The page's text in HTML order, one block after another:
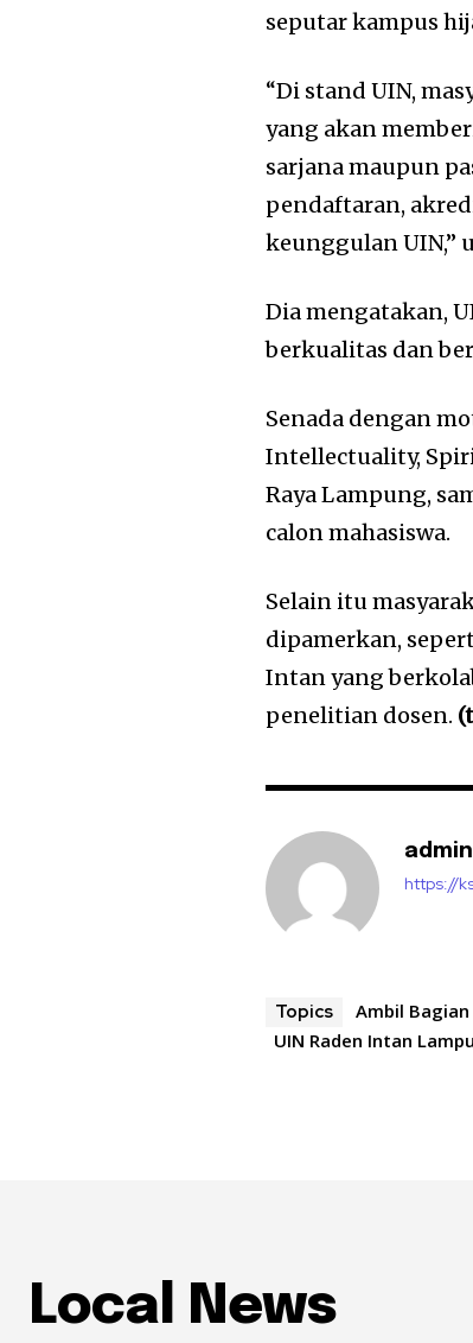
seputar kampus
“Di stand UIN,
yang akan
sarjana maupun
pendaftaran,
keunggulan UIN,”
Dia mengatakan,
berkualitas dan
Senada dengan
Intellectuality,
Raya Lampung,
calon mahasiswa.
Selain itu
dipamerkan,
Intan yang
penelitian dosen.
admin
https://
Topics Ambil Bagian
UIN Raden Intan
Local News